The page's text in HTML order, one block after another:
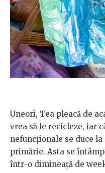
Uneori, Tea pleacă de
vrea să le recicleze, iar
nefuncționale se duce
primărie. Asta se
într-o dimineață de